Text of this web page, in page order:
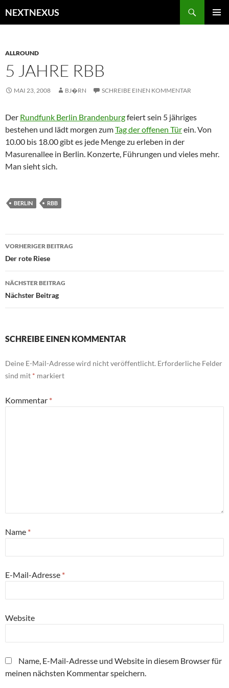
Inhalt
NEXTNEXUS
ALLROUND
5 JAHRE RBB
MAI 23, 2008 BJ�RN SCHREIBE EINEN KOMMENTAR
Der Rundfunk Berlin Brandenburgfeiert sein 5 jähriges
bestehen und lädt morgen zumTag der offenen Türein. Von
10.00 bis 18.00 gibt es jede Menge zu erleben in der
Masurenallee in Berlin. Konzerte, Führungen und vieles mehr.
Man sieht sich.
BERLIN RBB
Beitragsnavigation
VORHERIGER BEITRAG
Der rote Riese
NÄCHSTER BEITRAG
Nächster Beitrag
SCHREIBE EINEN KOMMENTAR
Deine E-Mail-Adresse wird nicht veröffentlicht. Erforderliche Felder
sind mit * markiert
Kommentar *
Name *
E-Mail-Adresse *
Website
Name, E-Mail-Adresse und Website in diesem Browser für
meinen nächsten Kommentar speichern.